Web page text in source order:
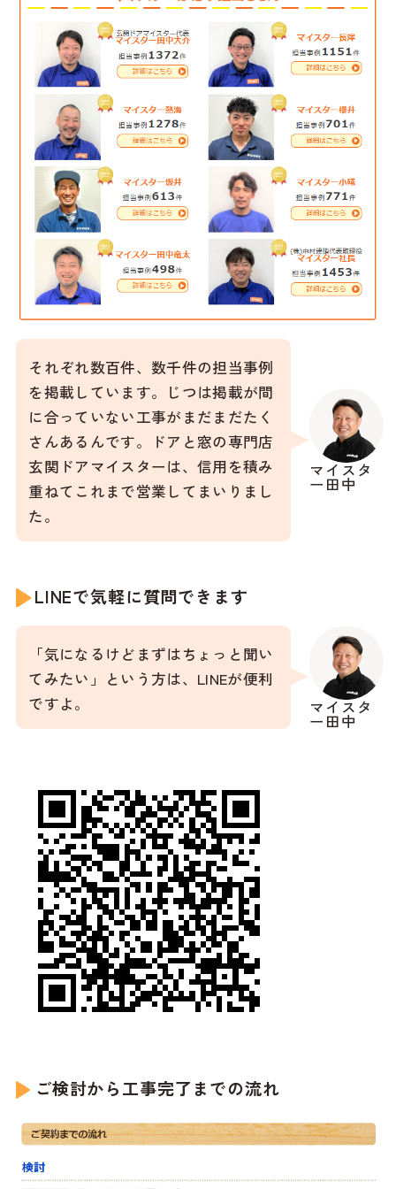
マイスタ
ー田中
それぞれ数百件、数千件の担当事例
を掲載しています。じつは掲載が間
に合っていない工事がまだまだたく
さんあるんです。ドアと窓の専門店
玄関ドアマイスターは、信用を積み
重ねてこれまで営業してまいりまし
た。
LINEで気軽に質問できます
マイスタ
ー田中
「気になるけどまずはちょっと聞い
てみたい」という方は、LINEが便利
ですよ。
ご検討から工事完了までの流れ